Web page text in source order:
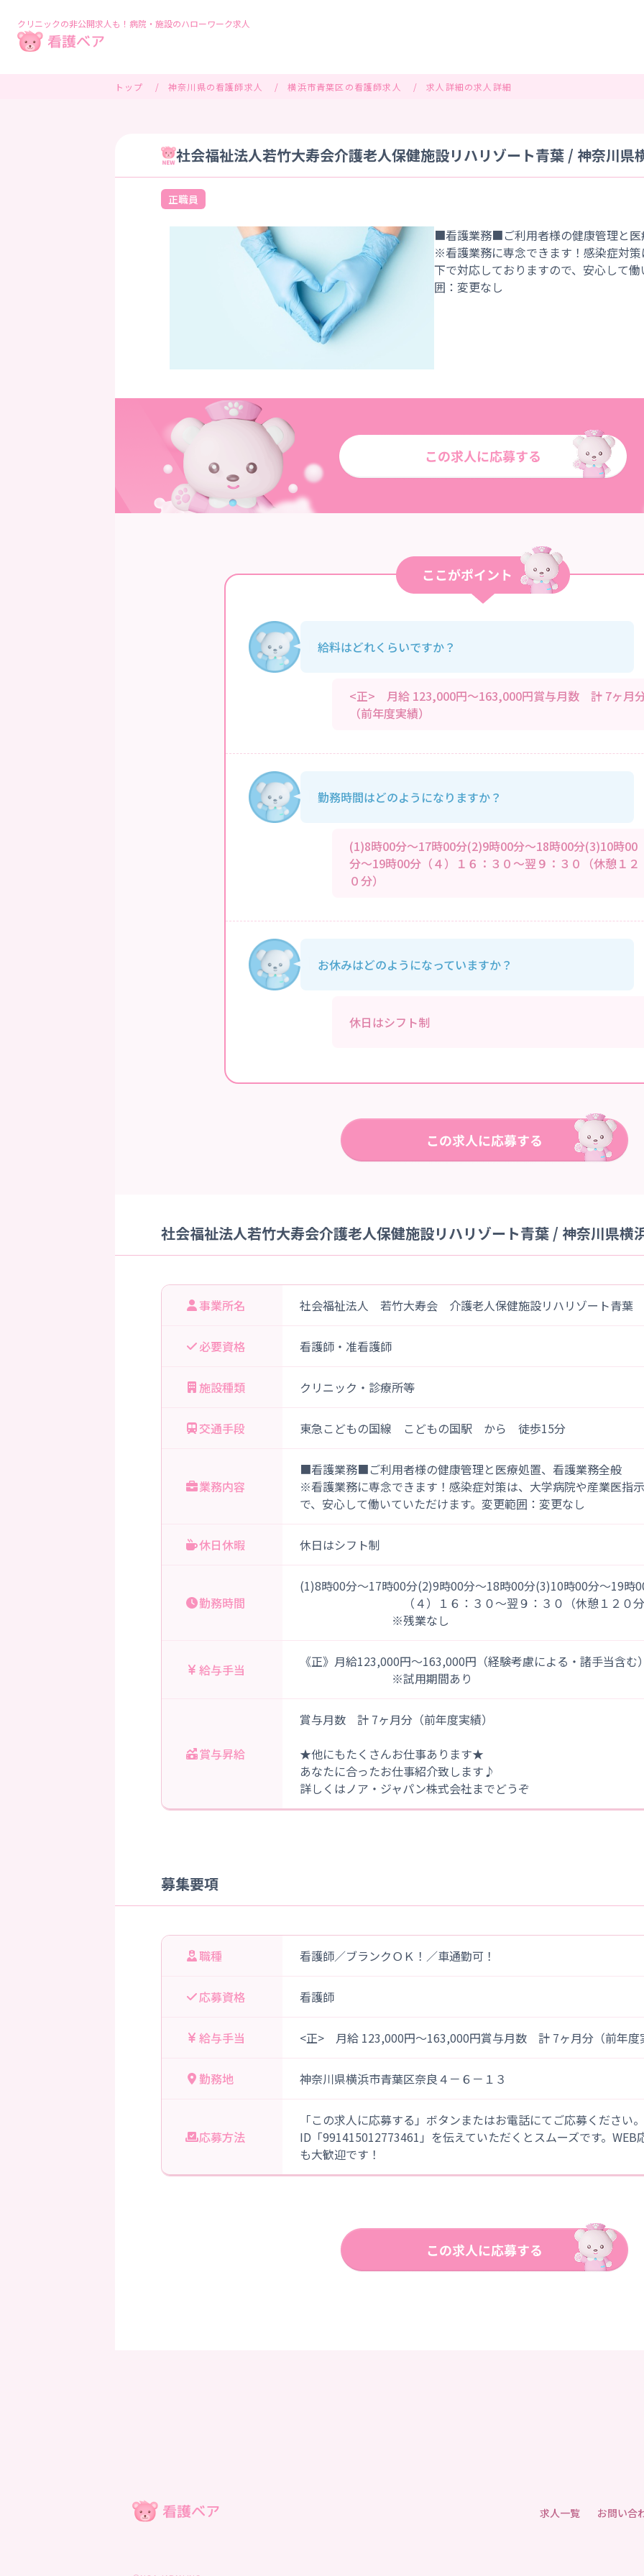
クリニックの非公開求人も！病院・施設のハローワーク求人
トップ 神奈川県の看護師求人 横浜市青葉区の看護師求人 求人詳細の求人詳細
社会福祉法人若竹大寿会介護老人保健施設リハリゾート青葉 / 神奈川県
正職員
■看護業務■ご利用者様の健康管理と医
※看護業務に専念できます！感染症対
下で対応しておりますので、安心して
給料はどれくらいですか？
<正> 月給 123,000円～163,000円賞与月数 計 7ヶ月
（前年度実績）
勤務時間はどのようになりますか？
(1)8時00分～17時00分(2)9時00分～18時00分(3)10時00
分～19時00分（４）１６：３０～翌９：３０（休憩１２
０分）
お休みはどのようになっていますか？
休日はシフト制
社会福祉法人若竹大寿会介護老人保健施設リハリゾート青葉 / 神奈川県横
事業所名 社会福祉法人 若竹大寿会 介護老人保健施設リハリゾート青葉
必要資格 看護師・准看護師
施設種類 クリニック・診療所等
交通手段 東急こどもの国線 こどもの国駅 から 徒歩15分
業務内容
■看護業務■ご利用者様の健康管理と医療処置、看護業務全般
※看護業務に専念できます！感染症対策は、大学病院や産業医指
で、安心して働いていただけます。変更範囲：変更なし
休日休暇 休日はシフト制
勤務時間
(1)8時00分～17時00分(2)9時00分～18時00分(3)10時00分～19時
（４）１６：３０～翌９：３０（休憩１２０分
※残業なし
給与手当
《正》月給123,000円～163,000円（経験考慮による・諸手当含む
※試用期間あり
賞与昇給
賞与月数 計 7ヶ月分（前年度実績）
★他にもたくさんお仕事あります★
あなたに合ったお仕事紹介致します♪
詳しくはノア・ジャパン株式会社までどうぞ
募集要項
職種 看護師／ブランクＯＫ！／車通勤可！
応募資格 看護師
給与手当 <正> 月給 123,000円～163,000円賞与月数 計 7ヶ月分（前年度
勤務地 神奈川県横浜市青葉区奈良４－６－１３
応募方法
「この求人に応募する」ボタンまたはお電話にてご応募ください
ID「991415012773461」を伝えていただくとスムーズです。WEB
も大歓迎です！
求人一覧 お問い合